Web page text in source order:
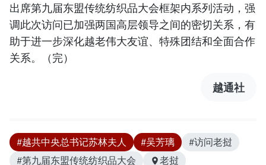
出席第九届东盟传统纺织品大会框架内系列活动，强
调此次访问已加强两国高层领导之间的密切关系，有
助于进一步深化越老伟大友谊、特殊团结和全面合作
关系。（完）
越通社
#越共中央总书记苏林夫人 #吴芳璃
#访问老挝
#第九届东盟传统纺织品大会
老挝